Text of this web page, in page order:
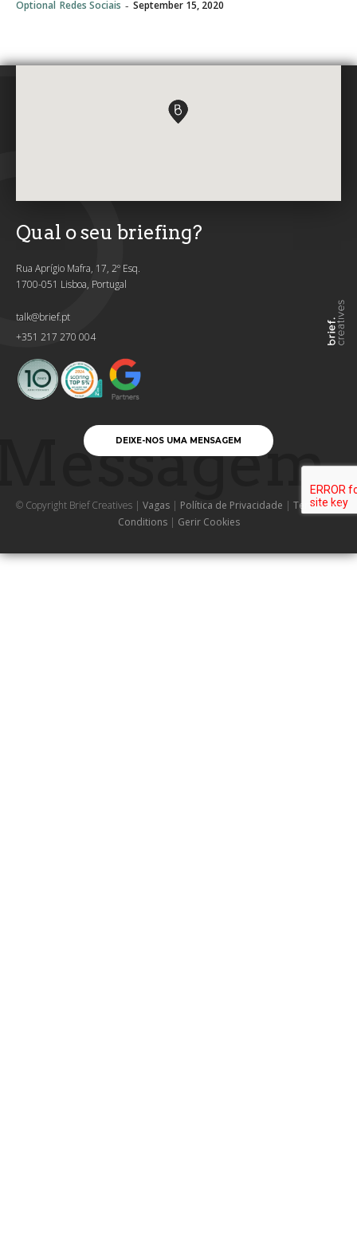
Optional Redes Sociais - September 15, 2020
Qual o seu briefing?
Rua Aprígio Mafra, 17, 2º Esq.
1700-051 Lisboa, Portugal
talk@brief.pt
+351 217 270 004
DEIXE-NOS UMA MENSAGEM
© Copyright Brief Creatives | Vagas | Política de Privacidade | Terms and
Conditions | Gerir Cookies